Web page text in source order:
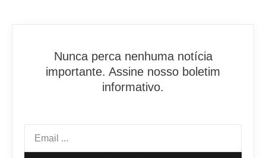
Nunca perca nenhuma notícia
importante. Assine nosso boletim
informativo.